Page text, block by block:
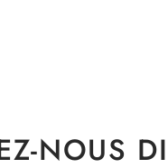
NOUS